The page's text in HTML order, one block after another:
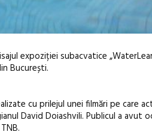
expoziției subacvatice
București.
cu prilejul unei filmări pe care
David Doiashvili. Publicul a avut